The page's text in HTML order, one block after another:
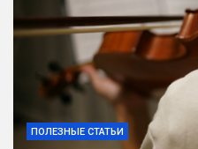
ПОЛЕЗНЫЕ СТАТЬИ